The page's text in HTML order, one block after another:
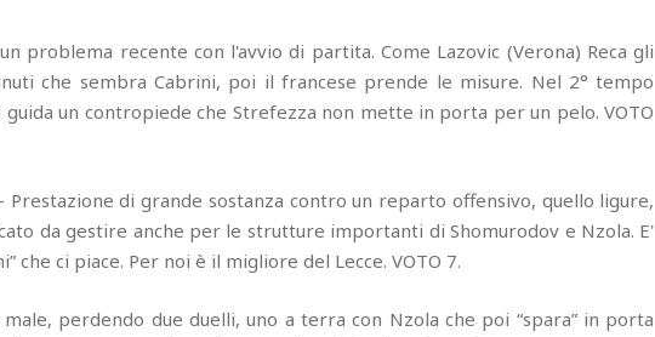
un problema recente con l'avvio di partita. Come Lazovic (Verona) Reca gli
che sembra Cabrini, poi il francese prende le misure. Nel 2° tempo
guida un contropiede che Strefezza non mette in porta per un pelo. VOTO
- Prestazione di grande sostanza contro un reparto offensivo, quello ligure,
da gestire anche per le strutture importanti di Shomurodov e Nzola. E'
che ci piace. Per noi è il migliore del Lecce. VOTO 7.
perdendo due duelli, uno a terra con Nzola che poi “spara” in porta